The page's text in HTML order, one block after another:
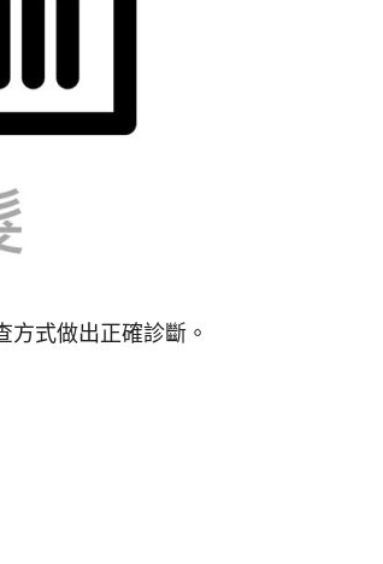
式做出正確診斷。